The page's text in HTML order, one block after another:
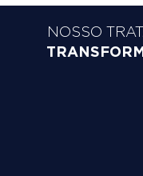
NOSSO